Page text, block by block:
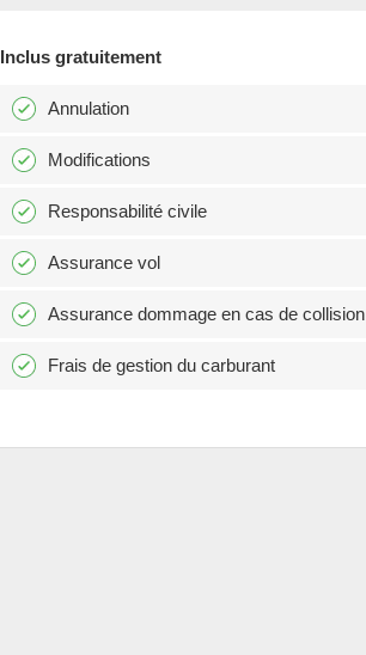
Inclus gratuitement
Annulation
Modifications
Responsabilité civile
Assurance vol
Assurance dommage en cas de collision
Frais de gestion du carburant